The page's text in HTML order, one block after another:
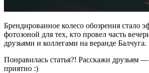
Брендированное колесо обозрения стало
фотозоной для тех, кто провел часть
друзьями и коллегами на веранде Балчуга.
Понравилась статья?! Расскажи друзьям
приятно :)